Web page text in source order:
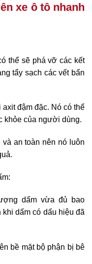
xe ô tô nhanh
thể sẽ phá vỡ các kết
tẩy sạch các vết bẩn
đậm đặc. Nó có thể
khỏe của người dùng.
an toàn nên nó luôn
dấm vừa đủ bao
dấm có dấu hiệu đã
bề mặt bộ phận bị bê